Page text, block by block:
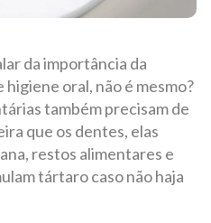
da importância da
oral, não é mesmo?
também precisam de
que os dentes, elas
restos alimentares e
tártaro caso não haja